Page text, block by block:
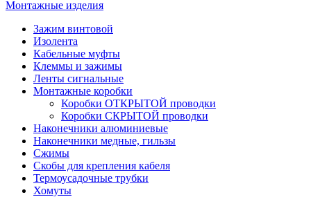
Монтажные изделия
Зажим винтовой
Изолента
Кабельные муфты
Клеммы и зажимы
Ленты сигнальные
Монтажные коробки
Коробки ОТКРЫТОЙ проводки
Коробки СКРЫТОЙ проводки
Наконечники алюминиевые
Наконечники медные, гильзы
Сжимы
Скобы для крепления кабеля
Термоусадочные трубки
Хомуты